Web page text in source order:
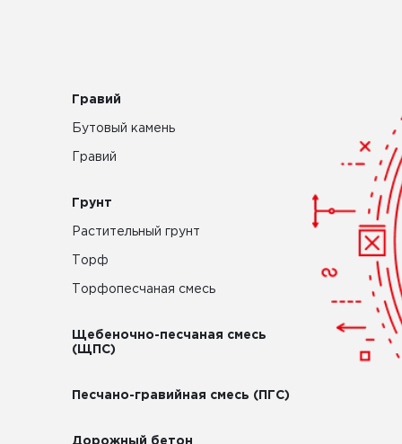
Гравий
Бутовый камень
Гравий
Грунт
Растительный грунт
Торф
Торфопесчаная смесь
Щебеночно-песчаная смесь
(ЩПС)
Песчано-гравийная смесь (ПГС)
Дорожный бетон